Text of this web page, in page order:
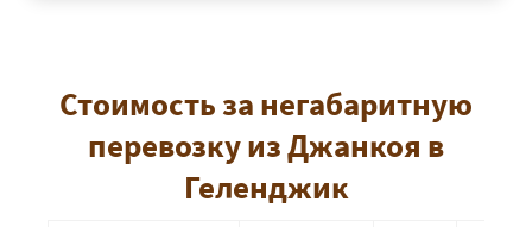
Стоимость за негабаритную
перевозку из Джанкоя в
Геленджик